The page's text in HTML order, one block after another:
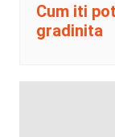
Cum iti
gradinita